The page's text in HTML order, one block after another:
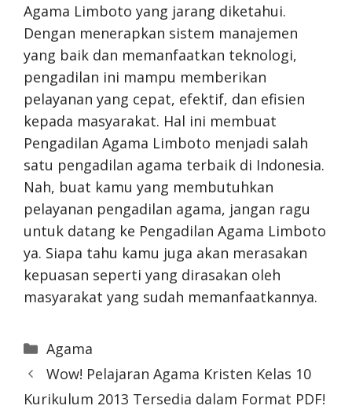
Agama Limboto yang jarang diketahui.
Dengan menerapkan sistem manajemen
yang baik dan memanfaatkan teknologi,
pengadilan ini mampu memberikan
pelayanan yang cepat, efektif, dan efisien
kepada masyarakat. Hal ini membuat
Pengadilan Agama Limboto menjadi salah
satu pengadilan agama terbaik di Indonesia.
Nah, buat kamu yang membutuhkan
pelayanan pengadilan agama, jangan ragu
untuk datang ke Pengadilan Agama Limboto
ya. Siapa tahu kamu juga akan merasakan
kepuasan seperti yang dirasakan oleh
masyarakat yang sudah memanfaatkannya.
Categories
Agama
Wow! Pelajaran Agama Kristen Kelas 10
Kurikulum 2013 Tersedia dalam Format PDF!